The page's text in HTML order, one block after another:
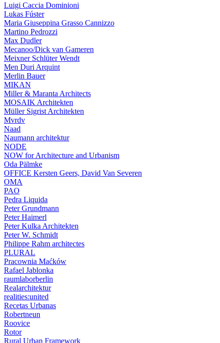
Luigi Caccia Dominioni
Lukas Fúster
Maria Giuseppina Grasso Cannizzo
Martino Pedrozzi
Max Dudler
Mecanoo/Dick van Gameren
Meixner Schlüter Wendt
Men Duri Arquint
Merlin Bauer
MIKAN
Miller & Maranta Architects
MOSAIK Architekten
Müller Sigrist Architekten
Mvrdv
Naad
Naumann architektur
NODE
NOW for Architecture and Urbanism
Oda Pälmke
OFFICE Kersten Geers, David Van Severen
OMA
PAO
Pedra Liquida
Peter Grundmann
Peter Haimerl
Peter Kulka Architekten
Peter W. Schmidt
Philippe Rahm architectes
PLURAL
Pracownia Maćków
Rafael Jablonka
raumlaborberlin
Realarchitektur
realities:united
Recetas Urbanas
Robertneun
Roovice
Rotor
Rural Urban Framework